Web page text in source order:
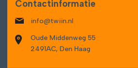
Contactinformatie
info@twiin.nl
Oude Middenweg 55
2491AC, Den Haag